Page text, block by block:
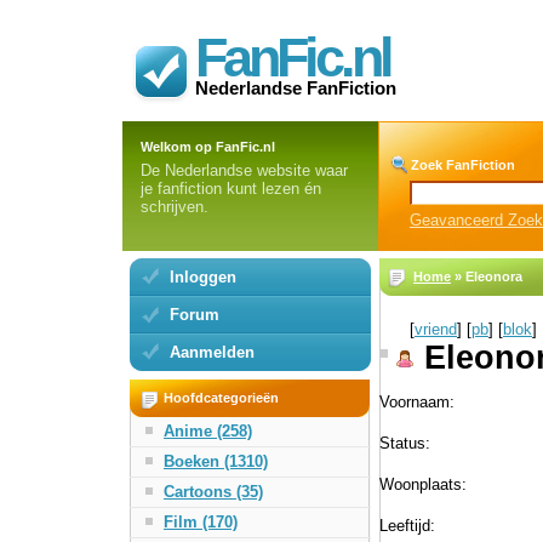
FanFic.nl
Nederlandse FanFiction
Welkom op FanFic.nl
De Nederlandse website waar
je fanfiction kunt lezen én
schrijven.
Zoek FanFiction
Geavanceerd
Inloggen
Forum
Aanmelden
Hoofdcategorieën
Anime (258)
Boeken (1310)
Cartoons (35)
Film (170)
Home » Eleonora
[vriend] [pb] [blok]
Voornaam:
Status:
Woonplaats:
Leeftijd: